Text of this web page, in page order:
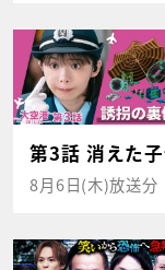
第3話 消えた
8月6日(木)放送分